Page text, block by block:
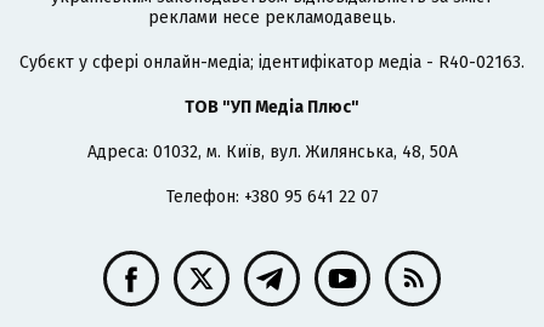
реклами несе рекламодавець.
Cубєкт у сфері онлайн-медіа; ідентифікатор медіа - R40-02163.
ТОВ "УП Медіа Плюс"
Адреса: 01032, м. Київ, вул. Жилянська, 48, 50А
Телефон: +380 95 641 22 07